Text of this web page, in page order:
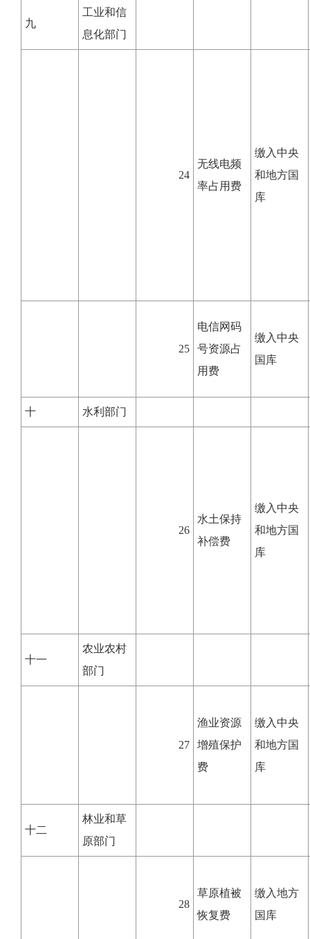
九
工业和信
息化部门
24
无线电频
率占用费
缴入中央
和地方国
库
25
电信网码
号资源占
用费
缴入中央
国库
十 水利部门
26
水土保持
补偿费
缴入中央
和地方国
库
十一
农业农村
部门
27
渔业资源
增殖保护
费
缴入中央
和地方国
库
十二
林业和草
原部门
28
草原植被
恢复费
缴入地方
国库